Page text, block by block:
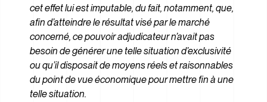
cet effet lui est imputable, du fait, notamment, que,
afin d’atteindre le résultat visé par le marché
concerné, ce pouvoir adjudicateur n’avait pas
besoin de générer une telle situation d’exclusivité
ou qu’il disposait de moyens réels et raisonnables
du point de vue économique pour mettre fin à une
telle situation.